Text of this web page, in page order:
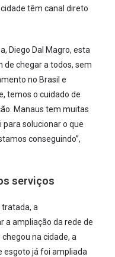
têm canal direto
Diego Dal Magro, esta
de chegar a todos, sem
no Brasil e
temos o cuidado de
Manaus tem muitas
solucionar o que
conseguindo”,
serviços
tratada, a
a ampliação da rede de
na cidade, a
esgoto já foi ampliada